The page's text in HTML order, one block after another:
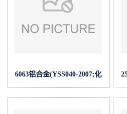
6063铝合金(YSS040-2007;化
学成